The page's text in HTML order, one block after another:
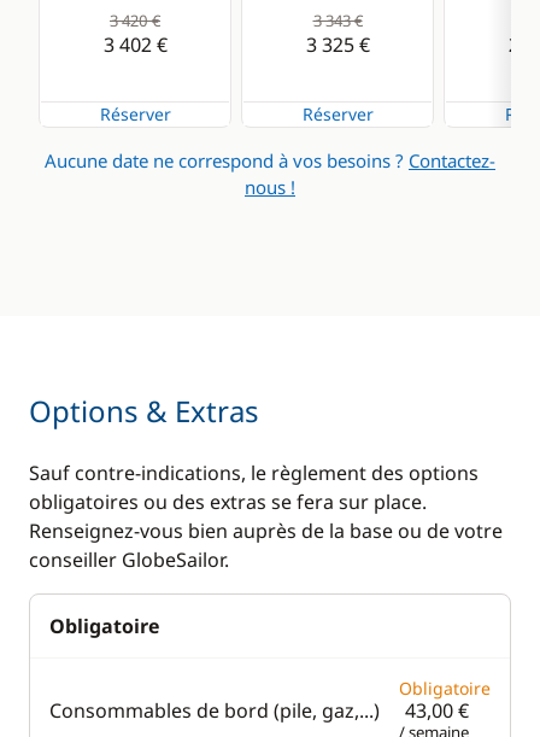
Réfrigérateur
Confort
Eau chaude
3 420 €
3 402 €
Réserver
3 343 €
3 325 €
Réserver
2
Aucune date ne correspond à vos besoins ? Contactez-
nous !
Options & Extras
Sauf contre-indications, le règlement des options
obligatoires ou des extras se fera sur place.
Renseignez-vous bien auprès de la base ou de votre
conseiller GlobeSailor.
Obligatoire
Consommables de bord (pile, gaz,...)
Obligatoire
43,00 €
/ semaine